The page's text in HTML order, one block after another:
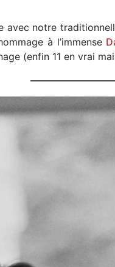
avec notre
à l’immense
(enfin 11 en vrai